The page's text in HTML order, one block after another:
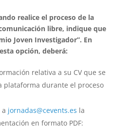
realice el proceso de la
libre, indique que
Joven Investigador”. En
opción, deberá:
relativa a su CV que se
plataforma durante el proceso
jornadas@cevents.es la
en formato PDF: